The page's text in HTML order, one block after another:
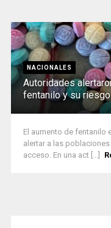
NACIONALES
Autoridades
fentanilo y su
El aumento de fentanilo
alertar a las
acceso. En una act [...]